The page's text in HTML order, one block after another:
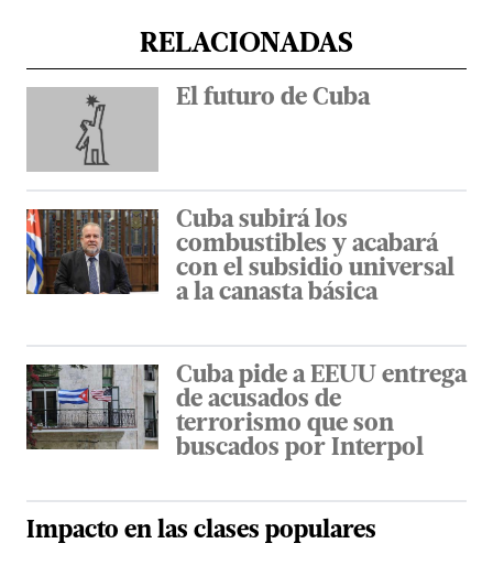
RELACIONADAS
El futuro de Cuba
Cuba subirá los
combustibles y acabará
con el subsidio universal
a la canasta básica
Cuba pide a EEUU entrega
de acusados de
terrorismo que son
buscados por Interpol
Impacto en las clases populares